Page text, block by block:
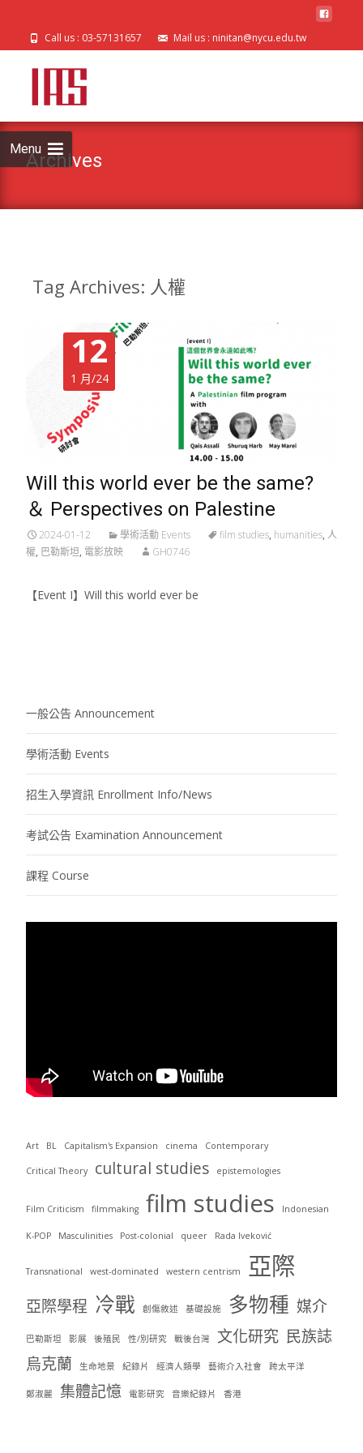
Call us : 03-57131657 Mail us : ninitan@nycu.edu.tw
Menu
Archives
Tag Archives: 人權
12
1 月/24
Will this world ever be the same?
＆ Perspectives on Palestine
2024-01-12 學術活動 Events film studies, humanities, 人
權, 巴勒斯坦, 電影放映 GH0746
【Event I】Will this world ever be
一般公告 Announcement
學術活動 Events
招生入學資訊 Enrollment Info/News
考試公告 Examination Announcement
課程 Course
Art BL Capitalism's Expansion cinema Contemporary
Critical Theory cultural studies epistemologies
Film Criticism filmmaking film studies Indonesian
K-POP Masculinities Post-colonial queer Rada Iveković
Transnational west-dominated western centrism 亞際
亞際學程 冷戰 創傷敘述 基礎設施 多物種 媒介
巴勒斯坦 影展 後殖民 性/別研究 戰後台灣 文化研究 民族誌
烏克蘭
生命地景 紀錄片 經濟人類學 藝術介入社會 跨太平洋
鄭淑麗 集體記憶 電影研究 音樂紀錄片 香港